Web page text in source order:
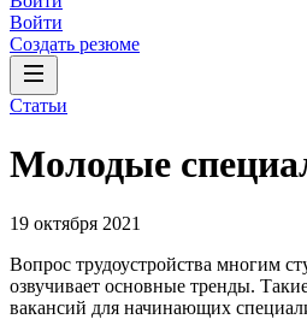
Войти
Создать резюме
Статьи
Молодые
19 октября 2021
Вопрос трудоустройства многим
озвучивает основные тренды.
вакансий для начинающих